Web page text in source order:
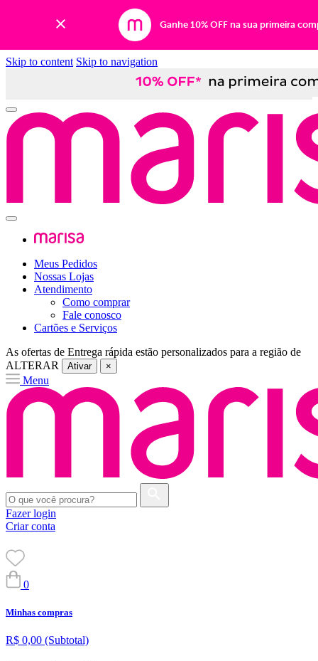
Ganhe 10% OFF na sua primeira
Skip to content Skip to navigation
Meus Pedidos
Nossas Lojas
Atendimento
Como comprar
Fale conosco
Cartões e Serviços
As ofertas de Entrega rápida estão personalizados para a região de
ALTERAR
Ativar ×
Menu
Fazer login
Criar conta
0
Minhas compras
R$ 0,00 (Subtotal)